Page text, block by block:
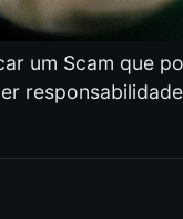
um Scam que